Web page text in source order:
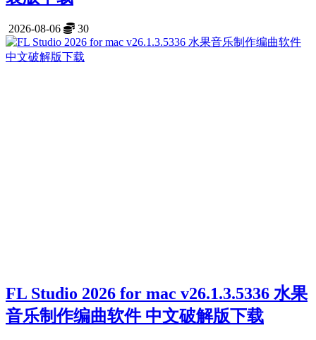
2026-08-06 30
FL Studio 2026 for mac v26.1.3.5336 水果
音乐制作编曲软件 中文破解版下载